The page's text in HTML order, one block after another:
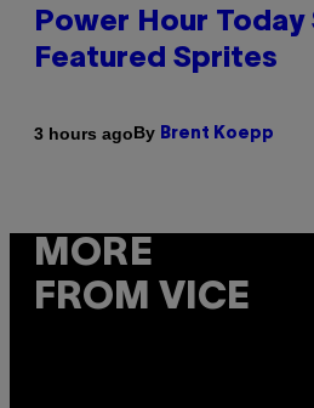
Power Hour Today
Featured Sprites
3 hours agoBy Brent Koepp
MORE
FROM VICE